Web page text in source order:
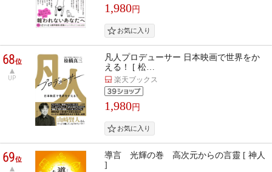
1,980円
68位
UP
凡人プロデューサー 日本映画で世界をか
える！ [ 松…
楽天ブックス
1,980円
69位
導言 光輝の巻 高次元からの言靈 [ 神人
]